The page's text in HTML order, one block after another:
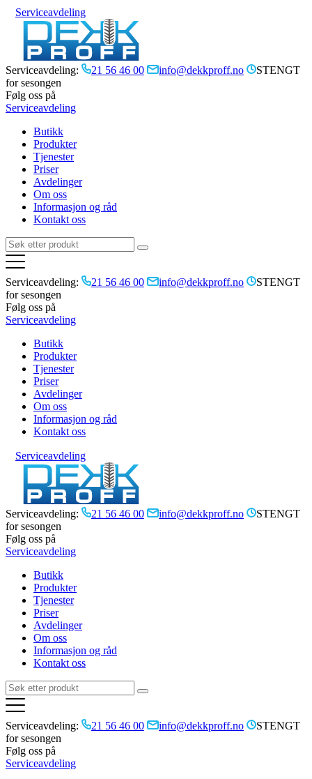
Serviceavdeling
Serviceavdeling: 21 56 46 00 info@dekkproff.no
STENGT
for sesongen
Følg oss på
Serviceavdeling
Butikk
Produkter
Tjenester
Priser
Avdelinger
Om oss
Informasjon og råd
Kontakt oss
Serviceavdeling: 21 56 46 00 info@dekkproff.no
STENGT
for sesongen
Følg oss på
Serviceavdeling
Butikk
Produkter
Tjenester
Priser
Avdelinger
Om oss
Informasjon og råd
Kontakt oss
Serviceavdeling
Serviceavdeling: 21 56 46 00 info@dekkproff.no
STENGT
for sesongen
Følg oss på
Serviceavdeling
Butikk
Produkter
Tjenester
Priser
Avdelinger
Om oss
Informasjon og råd
Kontakt oss
Serviceavdeling: 21 56 46 00 info@dekkproff.no
STENGT
for sesongen
Følg oss på
Serviceavdeling